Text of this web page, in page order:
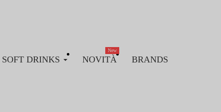
SOFT DRINKS NOVITÀ
New
BRANDS